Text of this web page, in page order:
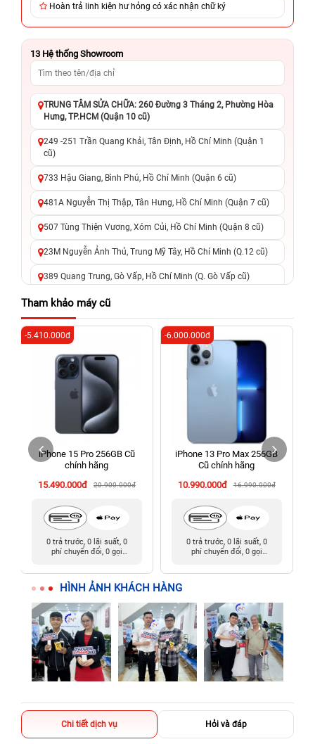
Hoàn trả linh kiện hư hỏng có xác nhận chữ ký
13 Hệ thống Showroom
TRUNG TÂM SỬA CHỮA: 260 Đường 3 Tháng 2, Phường Hòa
Hưng, TP.HCM (Quận 10 cũ)
249 -251 Trần Quang Khải, Tân Định, Hồ Chí Minh (Quận 1
cũ)
733 Hậu Giang, Bình Phú, Hồ Chí Minh (Quận 6 cũ)
481A Nguyễn Thị Thập, Tân Hưng, Hồ Chí Minh (Quận 7 cũ)
507 Tùng Thiện Vương, Xóm Củi, Hồ Chí Minh (Quận 8 cũ)
23M Nguyễn Ảnh Thủ, Trung Mỹ Tây, Hồ Chí Minh (Q.12 cũ)
389 Quang Trung, Gò Vấp, Hồ Chí Minh (Q. Gò Vấp cũ)
625 - 625A Âu Cơ, Tân Phú, Hồ Chí Minh (Quận Tân Phú cũ)
326 Lê Văn Việt, Tăng Nhơn Phú, Hồ Chí Minh (Q.9 TP. Thủ
Đức cũ)
256 Võ Văn Ngân, Thủ Đức, Hồ Chí Minh (Bình Thọ, TP. Thủ
Đức Cũ)
70 Nguyễn An Ninh, Dĩ An, Hồ Chí Minh (Bình Dương Cũ)
24h Vũng Tàu: 162A Ba Cu, Vũng Tàu, Hồ Chí Minh (TP. Vũng
Tàu cũ)
198 Hoàng Văn Thụ, Tân Sơn Nhất, Hồ Chí Minh (Tân Bình
Tham khảo máy cũ
iPhone 15 Pro 256GB Cũ
chính hãng
15.490.000đ
20.900.000đ
-5.410.000đ
0 trả trước, 0 lãi suất, 0
phí chuyển đổi, 0 gọi
iPhone 13 Pro Max 256GB
Cũ chính hãng
10.990.000đ
16.990.000đ
-6.000.000đ
0 trả trước, 0 lãi suất, 0
phí chuyển đổi, 0 gọi
HÌNH ẢNH KHÁCH HÀNG
Chi tiết dịch vụ Hỏi và đáp